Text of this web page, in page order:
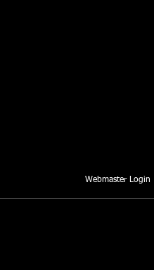
Webmaster Login